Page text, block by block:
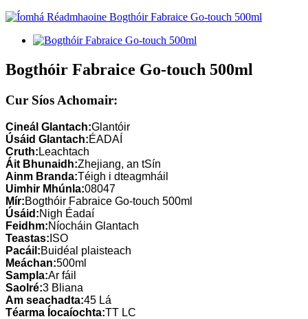
Bogthóir Fabraice Go-touch 500ml
Cur Síos Achomair:
Cineál Glantach:Glantóir
Úsáid Glantach:ÉADAÍ
Cruth: Leachtach
Áit Bhunaidh:Zhejiang, an tSín
Ainm Branda:Téigh i dteagmháil
Uimhir Mhúnla:08047
Mír:Bogthóir Fabraice Go-touch 500ml
Úsáid:Nigh Éadaí
Feidhm:Níocháin Glantach
Teastas: ISO
Pacáil:Buidéal plaisteach
Meáchan:500ml
Sampla:Ar fáil
Saolré:3 Bliana
Am seachadta:45 Lá
Téarma Íocaíochta:TT LC